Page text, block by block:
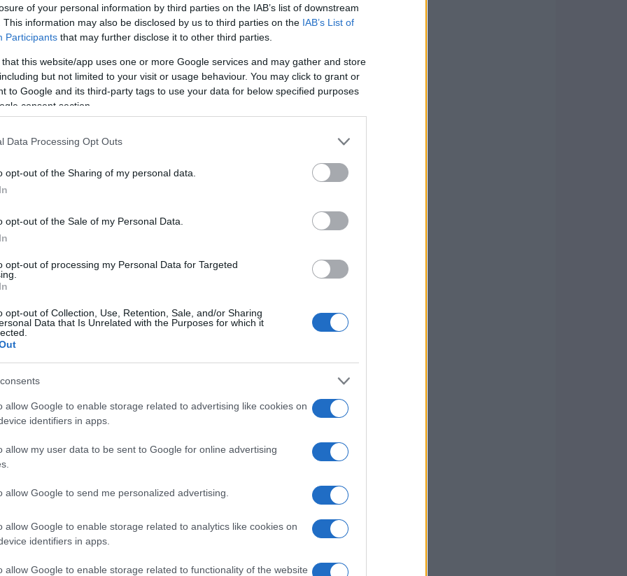
of your personal information by third parties on the IAB’s list of downstream
This information may also be disclosed by us to third parties on the IAB’s List of
Participants that may further disclose it to other third parties.
that this website/app uses one or more Google services and may gather and store
but not limited to your visit or usage behaviour. You may click to grant or
to Google and its third-party tags to use your data for below specified purposes
consent section.
Data Processing Opt Outs
opt-out of the Sharing of my personal data.
opt-out of the Sale of my Personal Data.
opt-out of processing my Personal Data for Targeted
opt-out of Collection, Use, Retention, Sale, and/or Sharing
Data that Is Unrelated with the Purposes for which it
allow Google to enable storage related to advertising like cookies on
identifiers in apps.
allow my user data to be sent to Google for online advertising
allow Google to send me personalized advertising.
allow Google to enable storage related to analytics like cookies on
identifiers in apps.
allow Google to enable storage related to functionality of the website
sicurezza. Gli iscritti hanno avuto
attuali per presentarsi nel modo migliore
interagire e condividere le proprie
e supporto reciproco. Molti hanno
preparazione e alla disponibilità dei
pronti ad affrontare le richieste di ciascun
e supporto personalizzato
di Umana è il
esperienze lavorative di un individuo.
utile per coloro che hanno bisogno di
e di valorizzare le proprie competenze.
utenti hanno avuto accesso a suggerimenti
e dove indirizzare le proprie